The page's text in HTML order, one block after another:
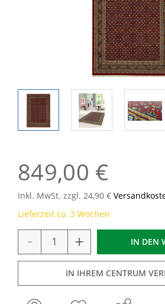
849,00 €
Inkl. MwSt. zzgl. 24,90 €
Lieferzeit ca. 3 Wochen
- + IN DEN
IN IHREM CENTRUM